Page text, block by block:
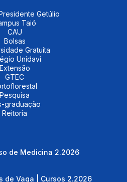
Getúlio
Taió
CAU
Bolsas
Gratuita
Unidavi
Extensão
GTEC
Pesquisa
graduação
Reitoria
de Medicina 2.2026
de Vaga | Cursos 2.2026